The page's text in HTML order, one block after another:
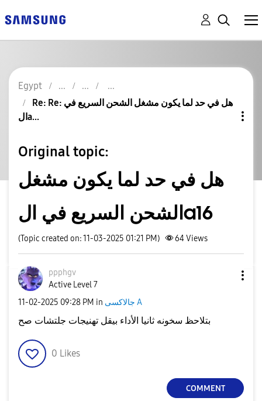
Egypt
Re: Re: هل في حد لما يكون مشغل الشحن السريع في
الa...
Original topic:
هل في حد لما يكون مشغل
الشحن السريع في الa16
(Topic created on: 11-03-2025 01:21 PM) 64Views
ppphgv
Active Level 7
‎11-02-2025 09:28 PM in جالاكسى A
0 Likes
COMMENT